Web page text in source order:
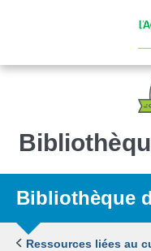
Bibliothèque
Ressources liées au